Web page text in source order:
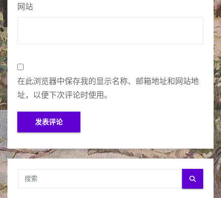
网站
在此浏览器中保存我的显示名称、邮箱地址和网站地
址，以便下次评论时使用。